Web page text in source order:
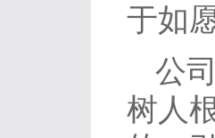
于如
公
树人